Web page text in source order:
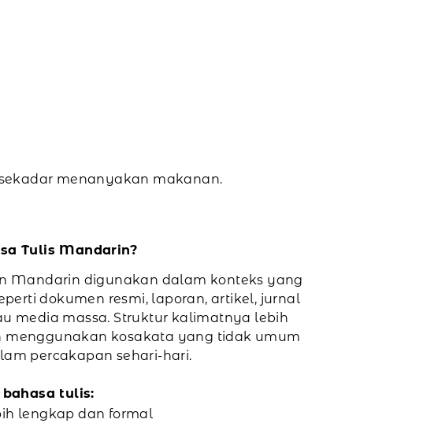
menanyakan makanan.
Tulis Mandarin?
Mandarin digunakan dalam konteks yang
dokumen resmi, laporan, artikel, jurnal
media massa. Struktur kalimatnya lebih
menggunakan kosakata yang tidak umum
percakapan sehari-hari.
tulis:
lengkap dan formal